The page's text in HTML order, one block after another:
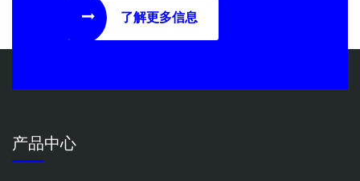
了解更多信息
产品中心